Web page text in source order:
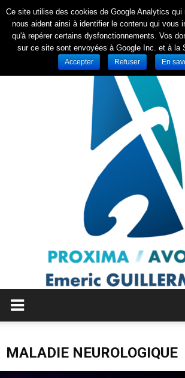
MALADIE NEUROLOGIQUE
Ce site utilise des cookies de Google Analytics qui
nous aident ainsi à identifier le contenu qui vous
qu'à repérer certains dysfonctionnements. Vos
sur ce site sont envoyées à Google Inc. et à la
Accepter Refuser En